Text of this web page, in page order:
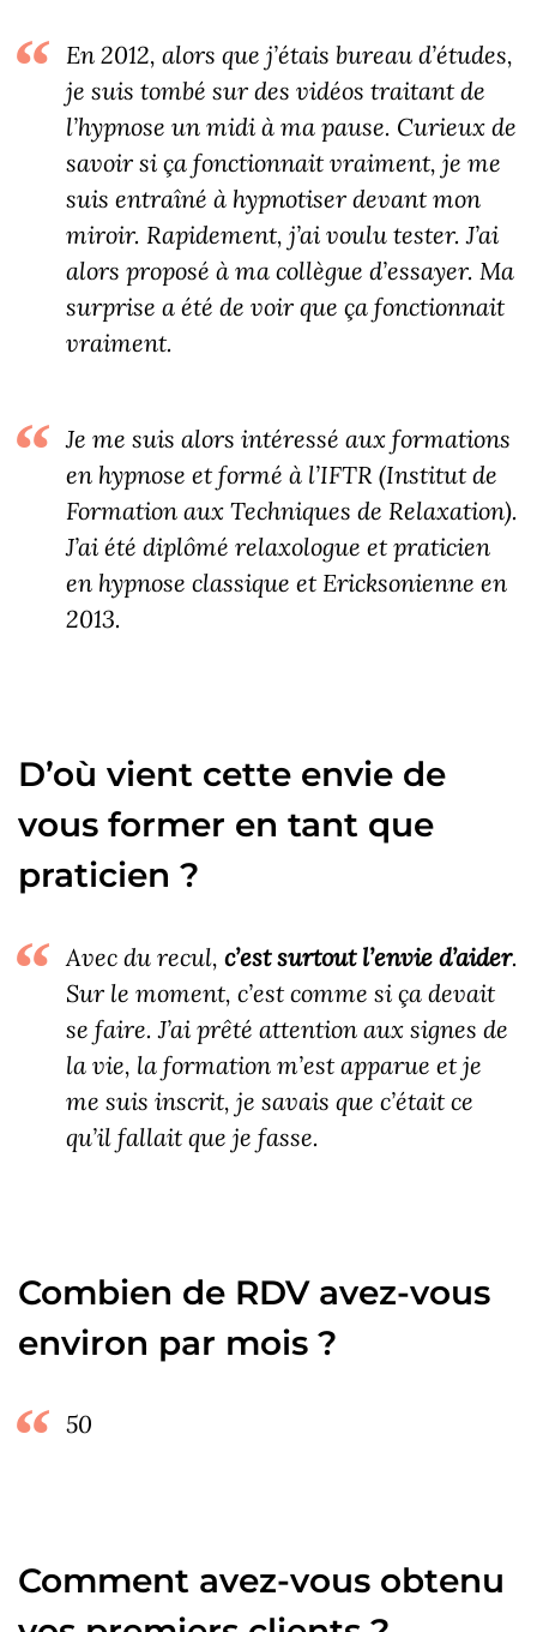
En 2012, alors que j’étais bureau d’études,
je suis tombé sur des vidéos traitant de
l’hypnose un midi à ma pause. Curieux de
savoir si ça fonctionnait vraiment, je me
suis entraîné à hypnotiser devant mon
miroir. Rapidement, j’ai voulu tester. J’ai
alors proposé à ma collègue d’essayer. Ma
surprise a été de voir que ça fonctionnait
vraiment.
Je me suis alors intéressé aux formations
en hypnose et formé à l’IFTR (Institut de
Formation aux Techniques de Relaxation).
J’ai été diplômé relaxologue et praticien
en hypnose classique et Ericksonienne en
2013.
D’où vient cette envie de
vous former en tant que
praticien ?
Avec du recul, c’est surtout l’envie d’aider.
Sur le moment, c’est comme si ça devait
se faire. J’ai prêté attention aux signes de
la vie, la formation m’est apparue et je
me suis inscrit, je savais que c’était ce
qu’il fallait que je fasse.
Combien de RDV avez-vous
environ par mois ?
50
Comment avez-vous obtenu